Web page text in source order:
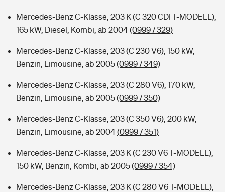
Mercedes-Benz C-Klasse, 203 K (C 320 CDI T-MODELL),
165 kW, Diesel, Kombi, ab 2004(0999 / 329)
Mercedes-Benz C-Klasse, 203 (C 230 V6), 150 kW,
Benzin, Limousine, ab 2005(0999 / 349)
Mercedes-Benz C-Klasse, 203 (C 280 V6), 170 kW,
Benzin, Limousine, ab 2005(0999 / 350)
Mercedes-Benz C-Klasse, 203 (C 350 V6), 200 kW,
Benzin, Limousine, ab 2004(0999 / 351)
Mercedes-Benz C-Klasse, 203 K (C 230 V6 T-MODELL),
150 kW, Benzin, Kombi, ab 2005(0999 / 354)
Mercedes-Benz C-Klasse, 203 K (C 280 V6 T-MODELL),